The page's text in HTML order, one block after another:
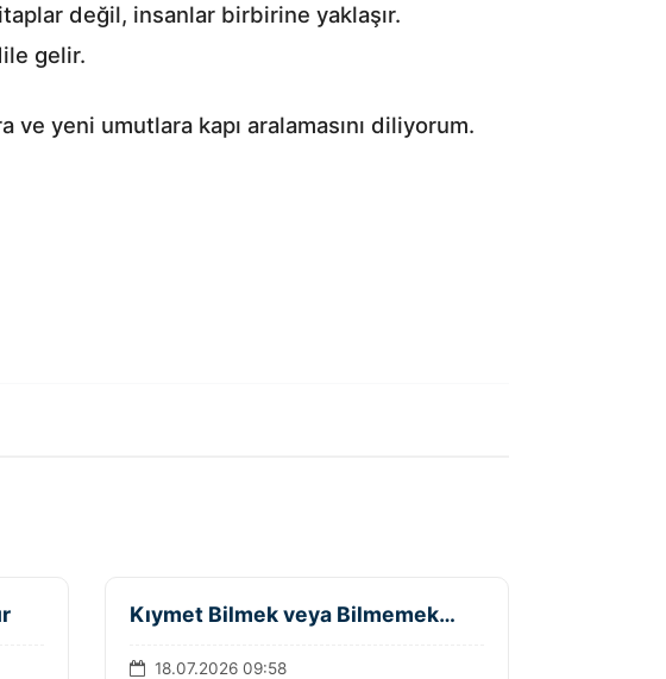
değil, insanlar birbirine yaklaşır.
gelir.
yeni umutlara kapı aralamasını diliyorum.
Kıymet Bilmek veya Bilmemek…
18.07.2026 09:58